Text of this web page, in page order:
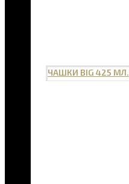
ЧАШКИ BIG 425 МЛ.